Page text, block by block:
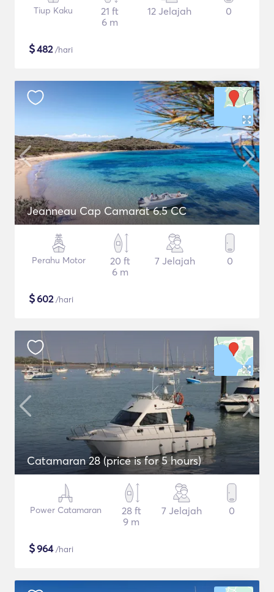
Tiup Kaku
21 ft
6 m
12 Jelajah 0
$482/hari
Jeanneau Cap Camarat 6.5 CC
Perahu Motor
20 ft
6 m
7 Jelajah 0
$602/hari
Catamaran 28 (price is for 5 hours)
Power Catamaran
28 ft
9 m
7 Jelajah 0
$964/hari